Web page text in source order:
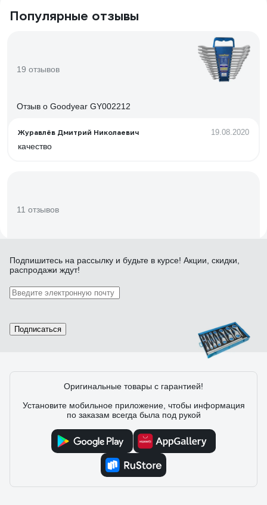
Популярные отзывы
19 отзывов
Отзыв о Goodyear GY002212
Журавлёв Дмитрий Николаевич 19.08.2020
качество
11 отзывов
Алексей М.
удобный
Отзыв о NORGAU N2ATM
03.12.2025
отличное средство инвестиций, приятно тешит
самолюбие, гайки сами отворачиваются при виде сего
чуда, мужики с соседних гаражей горят завистью
Подпишитесь на рассылку и будьте в курсе! Акции, скидки,
распродажи ждут!
Подписаться
Оригинальные товары с гарантией!
Установите мобильное приложение, чтобы информация
по заказам всегда была под рукой